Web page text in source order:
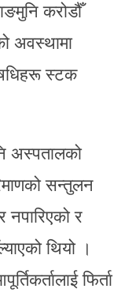
करोडौँ
अवस्थामा
स्टक
अस्पतालको
सन्तुलन
नपारिएको र
थियो ।
फिर्ता